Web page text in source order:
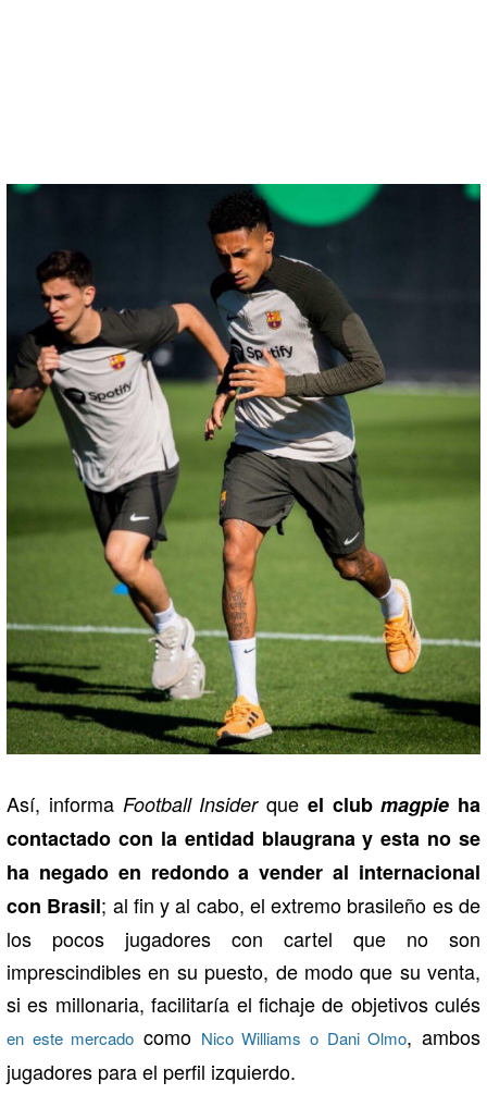
Así, informa Football Insider que el clubmagpie ha
contactado con la entidad blaugrana y esta no se
ha negado en redondo a vender al internacional
con Brasil; al fin y al cabo, el extremo brasileño es de
los pocos jugadores con cartel que no son
imprescindibles en su puesto, de modo que su venta,
si es millonaria, facilitaría el fichaje de objetivos culés
en este mercado como Nico Williams o Dani Olmo, ambos
jugadores para el perfil izquierdo.